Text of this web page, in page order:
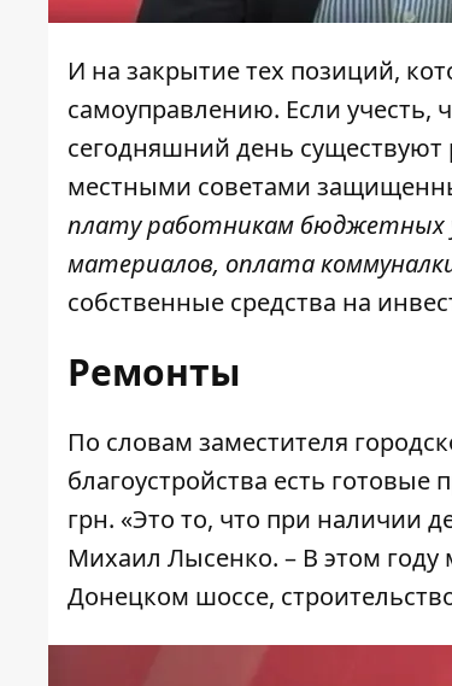
И на закрытие тех позиций,
самоуправлению. Если учесть,
сегодняшний день существуют
местными советами
плату работникам бюджетных
материалов, оплата
собственные средства на
Ремонты
По словам заместителя
благоустройства есть
грн. «Это то, что при наличии
Михаил Лысенко. – В этом году
Донецком шоссе,